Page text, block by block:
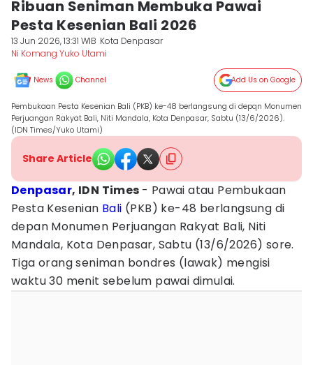
Ribuan Seniman Membuka Pawai
Pesta Kesenian Bali 2026
13 Jun 2026, 13:31 WIB Kota Denpasar
Ni Komang Yuko Utami
News Channel Add Us on Google
Pembukaan Pesta Kesenian Bali (PKB) ke-48 berlangsung di depqn Monumen
Perjuangan Rakyat Bali, Niti Mandala, Kota Denpasar, Sabtu (13/6/2026).
(IDN Times/Yuko Utami)
Share Article
Denpasar, IDN Times - Pawai atau Pembukaan
Pesta Kesenian Bali (PKB) ke-48 berlangsung di
depan Monumen Perjuangan Rakyat Bali, Niti
Mandala, Kota Denpasar, Sabtu (13/6/2026) sore.
Tiga orang seniman bondres (lawak) mengisi
waktu 30 menit sebelum pawai dimulai.